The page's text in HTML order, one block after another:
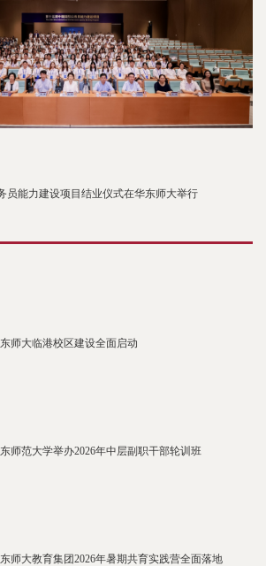
员能力建设项目结业仪式在华东师大举行
师大临港校区建设全面启动
师范大学举办2026年中层副职干部轮训班
师大教育集团2026年暑期共育实践营全面落地